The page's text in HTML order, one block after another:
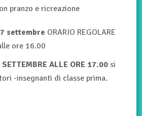
pranzo e ricreazione
settembre ORARIO REGOLARE
ore 16.00
SETTEMBRE ALLE ORE 17.00 si
-insegnanti di classe prima.